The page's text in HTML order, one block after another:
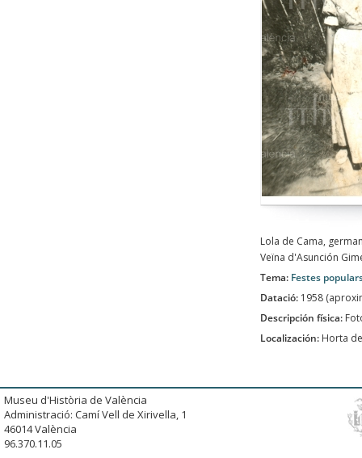
Lola de Cama,
Veïna d'Asunción
Tema: Festes
Datació: 1958
Descripción física:
Localización: Horta
Museu d'Història de València
Administració: Camí Vell de Xirivella, 1
46014 València
96.370.11.05